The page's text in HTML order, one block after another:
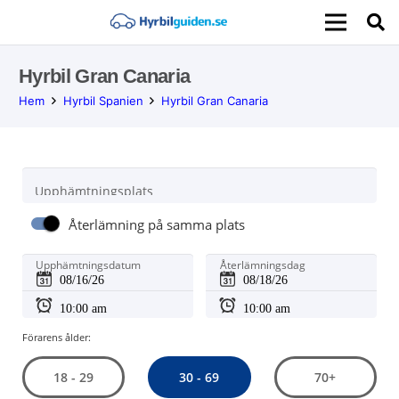
Hyrbil Gran Canaria
Hem Hyrbil Spanien Hyrbil Gran Canaria
Upphämtningsplats
Återlämning på samma plats
Upphämtningsdatum Återlämningsdag
Förarens ålder:
18 - 29 30 - 69 70+